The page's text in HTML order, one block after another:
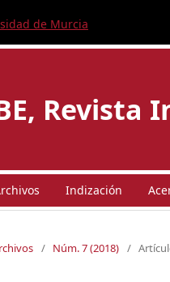
Indización
/ Núm. 7 (2018) /